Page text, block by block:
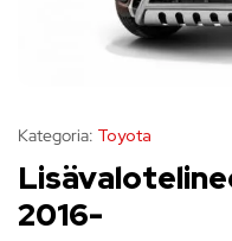
Kategoria: Toyota
2016-